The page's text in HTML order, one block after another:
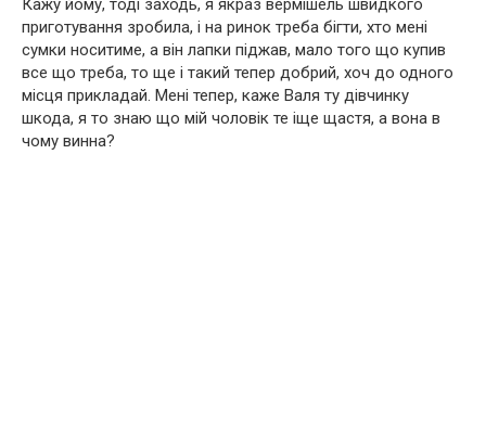
Кажу йому, тоді заходь, я якраз вермішель швидкого
приготування зробила, і на ринок треба бігти, хто мені
сумки носитиме, а він лапки піджав, мало того що купив
все що треба, то ще і такий тепер добрий, хоч до одного
місця прикладай. Мені тепер, каже Валя ту дівчинку
шкода, я то знаю що мій чоловік те іще щастя, а вона в
чому винна?